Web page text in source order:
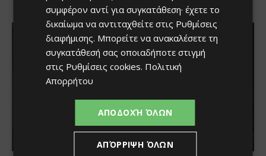
συμφέρον αντί για συγκατάθεση· έχετε το
δικαίωμα να αντιταχθείτε στις Ρυθμίσεις
διαφήμισης. Μπορείτε να ανακαλέσετε τη
συγκατάθεσή σας οποιαδήποτε στιγμή
στις Ρυθμίσεις cookies. Πολιτική
Απορρήτου
ΑΠΟΔΟΧΉ ΌΛΩΝ
ΑΠΌΡΡΙΨΗ ΌΛΩΝ